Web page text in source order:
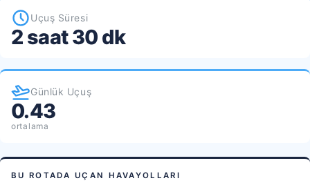
Uçuş Süresi
2 saat 30 dk
Günlük Uçuş
0.43
ortalama
BU ROTADA UÇAN HAVAYOLLARI